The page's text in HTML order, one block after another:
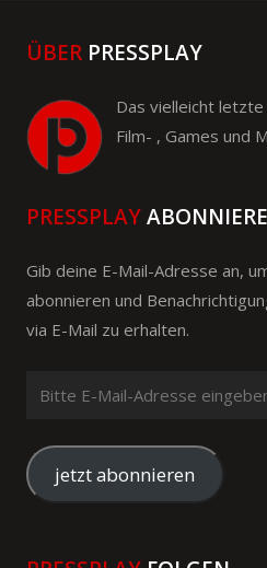
ÜBER PRESSPLAY
Das vielleicht
Film- , Games und
PRESSPLAY
Gib deine E-Mail-Adresse an,
abonnieren und
via E-Mail zu erhalten.
Mail-
Adresse
eingeben
jetzt abonnieren